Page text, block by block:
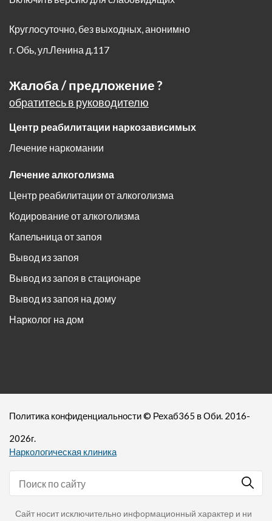
Круглосуточно, без выходных, анонимно
г. Обь,ул.Ленина д.117
Жалоба / предложение ?
обратитесь в руководителю
Центр реабилитации наркозависимых
Лечение наркомании
Лечение алкоголизма
Центр реабилитации от алкоголизма
Кодирование от алкоголизма
Капельница от запоя
Вывод из запоя
Вывод из запоя в стационаре
Вывод из запоя на дому
Нарколог на дом
Политика конфиденциальности© Рехаб365 в Оби. 2016-
2026г.
Наркологическая клиника
Сайт носит исключительно информационный характер и ни